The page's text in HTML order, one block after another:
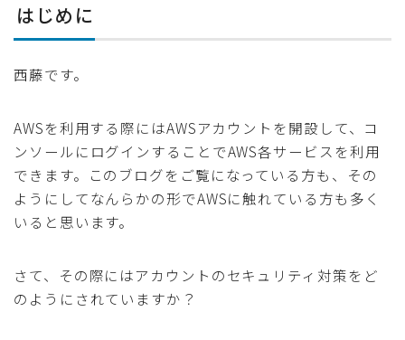
はじめに
西藤です。
AWSを利用する際にはAWSアカウントを開設して、コ
ンソールにログインすることでAWS各サービスを利用
できます。このブログをご覧になっている方も、その
ようにしてなんらかの形でAWSに触れている方も多く
いると思います。
さて、その際にはアカウントのセキュリティ対策をど
のようにされていますか？